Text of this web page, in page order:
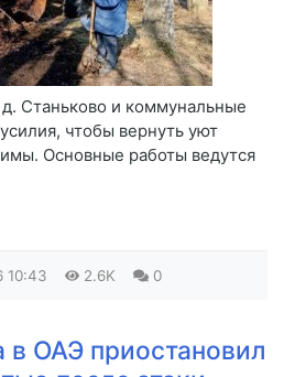
Станьково и коммунальные
чтобы вернуть уют
Основные работы ведутся
10:43 2.6K 0
ОАЭ приостановил